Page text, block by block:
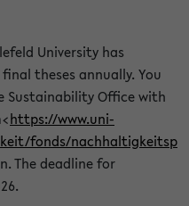
University has
theses annually. You
Sustainability Office with
https://www.uni-
fonds/nachhaltigkeitsp
The deadline for